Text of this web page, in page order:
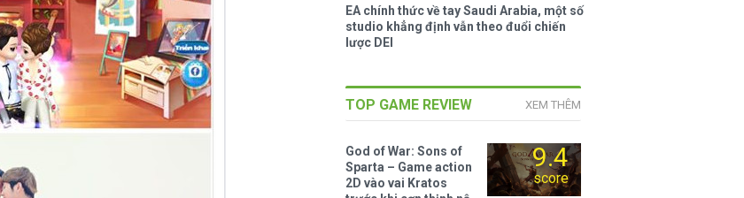
EA chính thức về tay Saudi Arabia, một số
studio khẳng định vẫn theo đuổi chiến
lược DEI
TOP GAME REVIEW XEM THÊM
9.4
score
God of War: Sons of
Sparta – Game action
2D vào vai Kratos